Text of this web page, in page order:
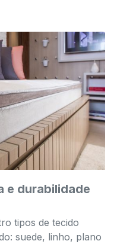
e durabilidade
tipos de tecido
suede, linho, plano